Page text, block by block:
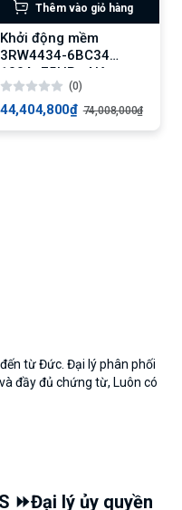
Thêm vào giỏ hàng
Khởi động mềm
3RW4434-6BC34
100A, 75HP - Nâng
cấp 3RW5534-6HA14
(0)
44,404,800₫ 74,008,000₫
từ Đức. Đại lý phân phối
đầy đủ chứng từ, Luôn có
⏩Đại lý ủy quyền